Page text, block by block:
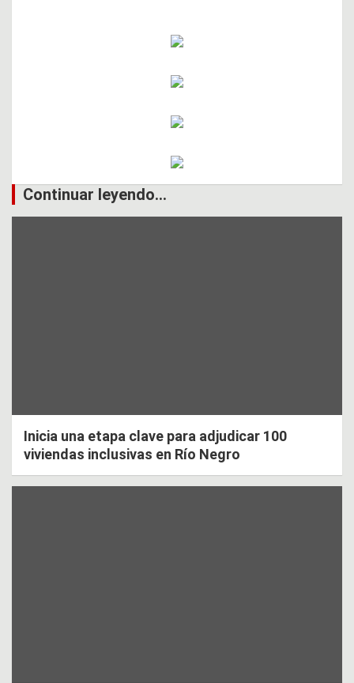
Continuar leyendo...
Inicia una etapa clave para adjudicar 100
viviendas inclusivas en Río Negro